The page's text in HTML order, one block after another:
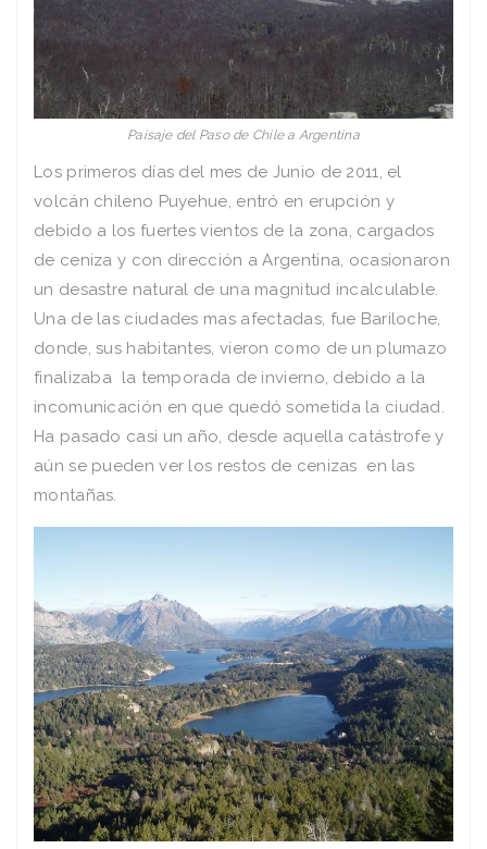
Paisaje del Paso de Chile a Argentina
Los primeros días del mes de Junio de 2011, el
volcán chileno Puyehue, entró en erupción y
debido a los fuertes vientos de la zona, cargados
de ceniza y con dirección a Argentina, ocasionaron
un desastre natural de una magnitud incalculable.
Una de las ciudades mas afectadas, fue Bariloche,
donde, sus habitantes, vieron como de un plumazo
finalizaba la temporada de invierno, debido a la
incomunicación en que quedó sometida la ciudad.
Ha pasado casi un año, desde aquella catástrofe y
aún se pueden ver los restos de cenizas en las
montañas.